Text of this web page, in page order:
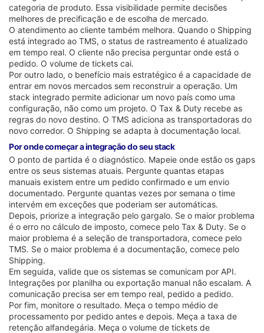
categoria de produto. Essa visibilidade permite decisões
melhores de precificação e de escolha de mercado.
O atendimento ao cliente também melhora. Quando o Shipping
está integrado ao TMS, o status de rastreamento é atualizado
em tempo real. O cliente não precisa perguntar onde está o
pedido. O volume de tickets cai.
Por outro lado, o benefício mais estratégico é a capacidade de
entrar em novos mercados sem reconstruir a operação. Um
stack integrado permite adicionar um novo país como uma
configuração, não como um projeto. O Tax & Duty recebe as
regras do novo destino. O TMS adiciona as transportadoras do
novo corredor. O Shipping se adapta à documentação local.
Por onde começar a integração do seu stack
O ponto de partida é o diagnóstico. Mapeie onde estão os gaps
entre os seus sistemas atuais. Pergunte quantas etapas
manuais existem entre um pedido confirmado e um envio
documentado. Pergunte quantas vezes por semana o time
intervém em exceções que poderiam ser automáticas.
Depois, priorize a integração pelo gargalo. Se o maior problema
é o erro no cálculo de imposto, comece pelo Tax & Duty. Se o
maior problema é a seleção de transportadora, comece pelo
TMS. Se o maior problema é a documentação, comece pelo
Shipping.
Em seguida, valide que os sistemas se comunicam por API.
Integrações por planilha ou exportação manual não escalam. A
comunicação precisa ser em tempo real, pedido a pedido.
Por fim, monitore o resultado. Meça o tempo médio de
processamento por pedido antes e depois. Meça a taxa de
retenção alfandegária. Meça o volume de tickets de